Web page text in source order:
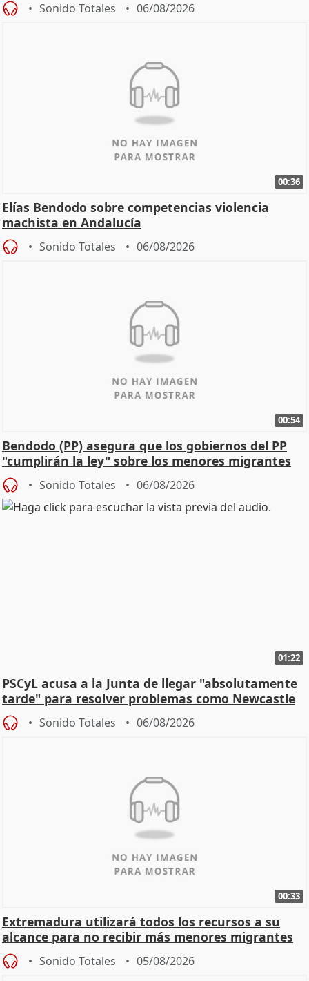
Sonido Totales 06/08/2026
00:36
Elías Bendodo sobre competencias violencia
machista en Andalucía
Sonido Totales 06/08/2026
00:54
Bendodo (PP) asegura que los gobiernos del PP
"cumplirán la ley" sobre los menores migrantes
Sonido Totales 06/08/2026
01:22
PSCyL acusa a la Junta de llegar "absolutamente
tarde" para resolver problemas como Newcastle
Sonido Totales 06/08/2026
00:33
Extremadura utilizará todos los recursos a su
alcance para no recibir más menores migrantes
Sonido Totales 05/08/2026